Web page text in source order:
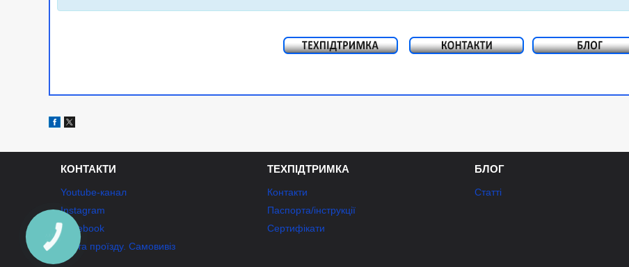
КОНТАКТИ
Youtube-канал
Instagram
Facebook
Карта проїзду. Самовивіз
ТЕХПІДТРИМКА
Контакти
Паспорта/інструкції
Сертифікати
БЛОГ
Статті